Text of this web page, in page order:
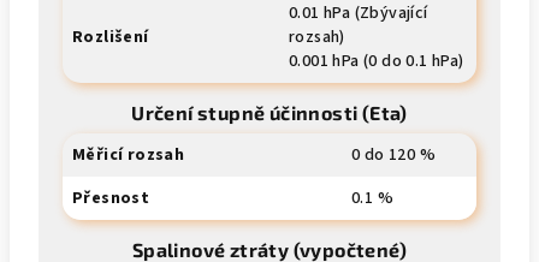
Rozlišení
0.01 hPa (Zbývající
rozsah)
0.001 hPa (0 do 0.1 hPa)
Určení stupně účinnosti (Eta)
Měřicí rozsah
0 do 120 %
Přesnost
0.1 %
Spalinové ztráty (vypočtené)